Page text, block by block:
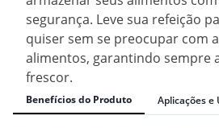
segurança. Leve sua refeição
quiser sem se preocupar com
alimentos, garantindo sempre
frescor.
Benefícios do Produto Aplicações e